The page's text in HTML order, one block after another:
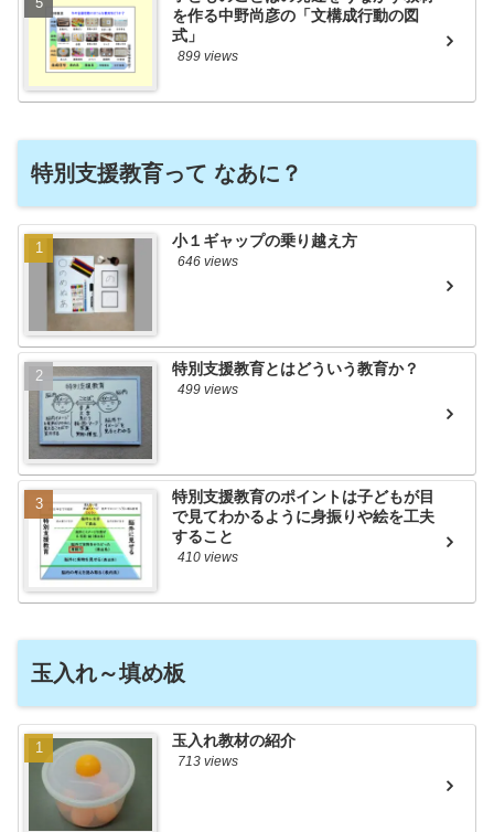
を作る中野尚彦の「文構成行動の図
式」
899 views
特別支援教育って なあに？
小１ギャップの乗り越え方
646 views
特別支援教育とはどういう教育か？
499 views
特別支援教育のポイントは子どもが目
で見てわかるように身振りや絵を工夫
すること
410 views
玉入れ～填め板
玉入れ教材の紹介
713 views